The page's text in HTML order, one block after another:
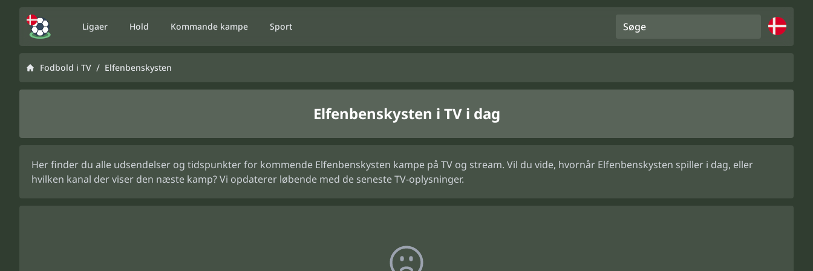
Ligaer Hold Kommande kampe Sport Søge
Fodbold i TV / Elfenbenskysten
Elfenbenskysten i TV i dag
Her finder du alle udsendelser og tidspunkter for kommende Elfenbenskysten kampe på TV og stream. Vil du vide, hvornår Elfenbenskysten spiller i dag, eller
hvilken kanal der viser den næste kamp? Vi opdaterer løbende med de seneste TV-oplysninger.